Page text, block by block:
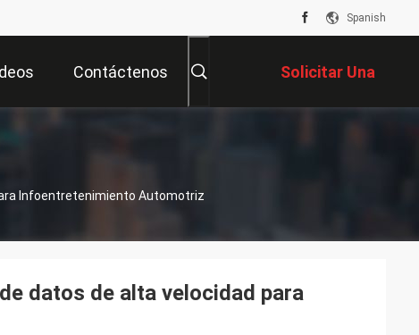
Spanish
Contáctenos Solicitar Una
Cotización
Infoentretenimiento Automotriz
datos de alta velocidad para